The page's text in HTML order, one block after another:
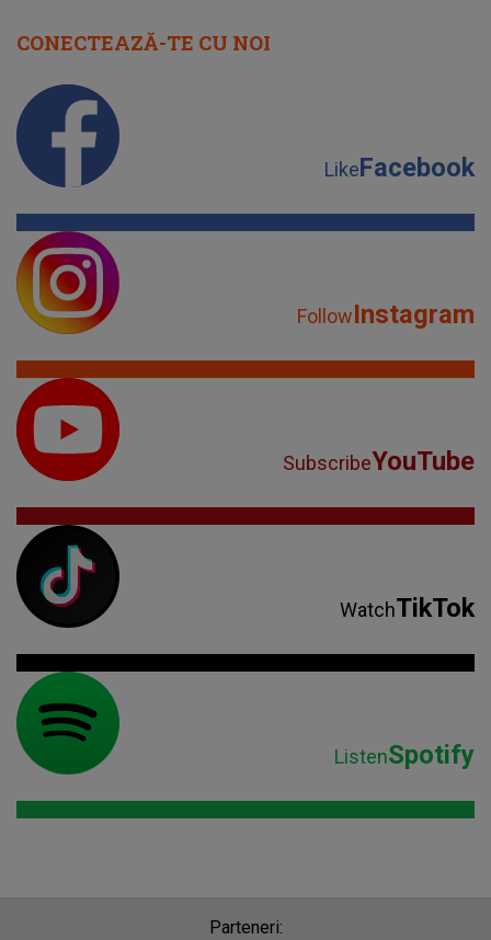
CONECTEAZĂ-TE CU NOI
LikeFacebook
FollowInstagram
SubscribeYouTube
WatchTikTok
ListenSpotify
Parteneri: